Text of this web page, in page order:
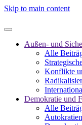
Skip to main content
Außen- und
Alle
Konflikte
Demokratie und
Alle